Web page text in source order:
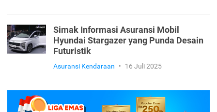
Simak Informasi Asuransi Mobil
Hyundai Stargazer yang Punda Desain
Futuristik
Asuransi Kendaraan • 16 Juli 2025